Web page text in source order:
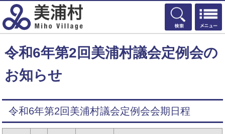
検索
令和6年第2回美浦村議会定例会の
お知らせ
令和6年第2回美浦村議会定例会会期日程